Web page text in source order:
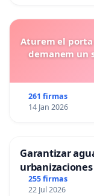
Aturem el porta
demanem un
261 firmas
14 Jan 2026
Garantizar
urbanizaciones
255 firmas
22 Jul 2026